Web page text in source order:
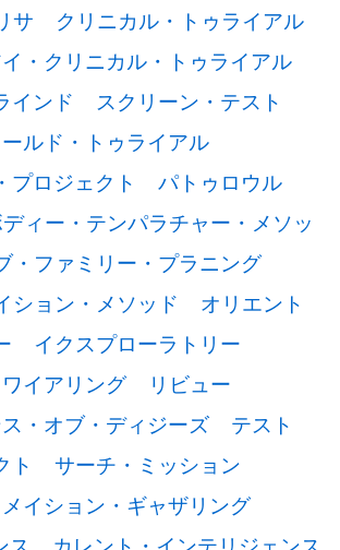
サ
クリニカル・トゥライアル
・クリニカル・トゥライアル
インド
スクリーン・テスト
ルド・トゥライアル
プロジェクト
パトゥロウル
ィー・テンパラチャー・メソッ
・ファミリー・プラニング
ション・メソッド
オリエント
イクスプローラトリー
イアリング
リビュー
・オブ・ディジーズ
テスト
ト
サーチ・ミッション
イション・ギャザリング